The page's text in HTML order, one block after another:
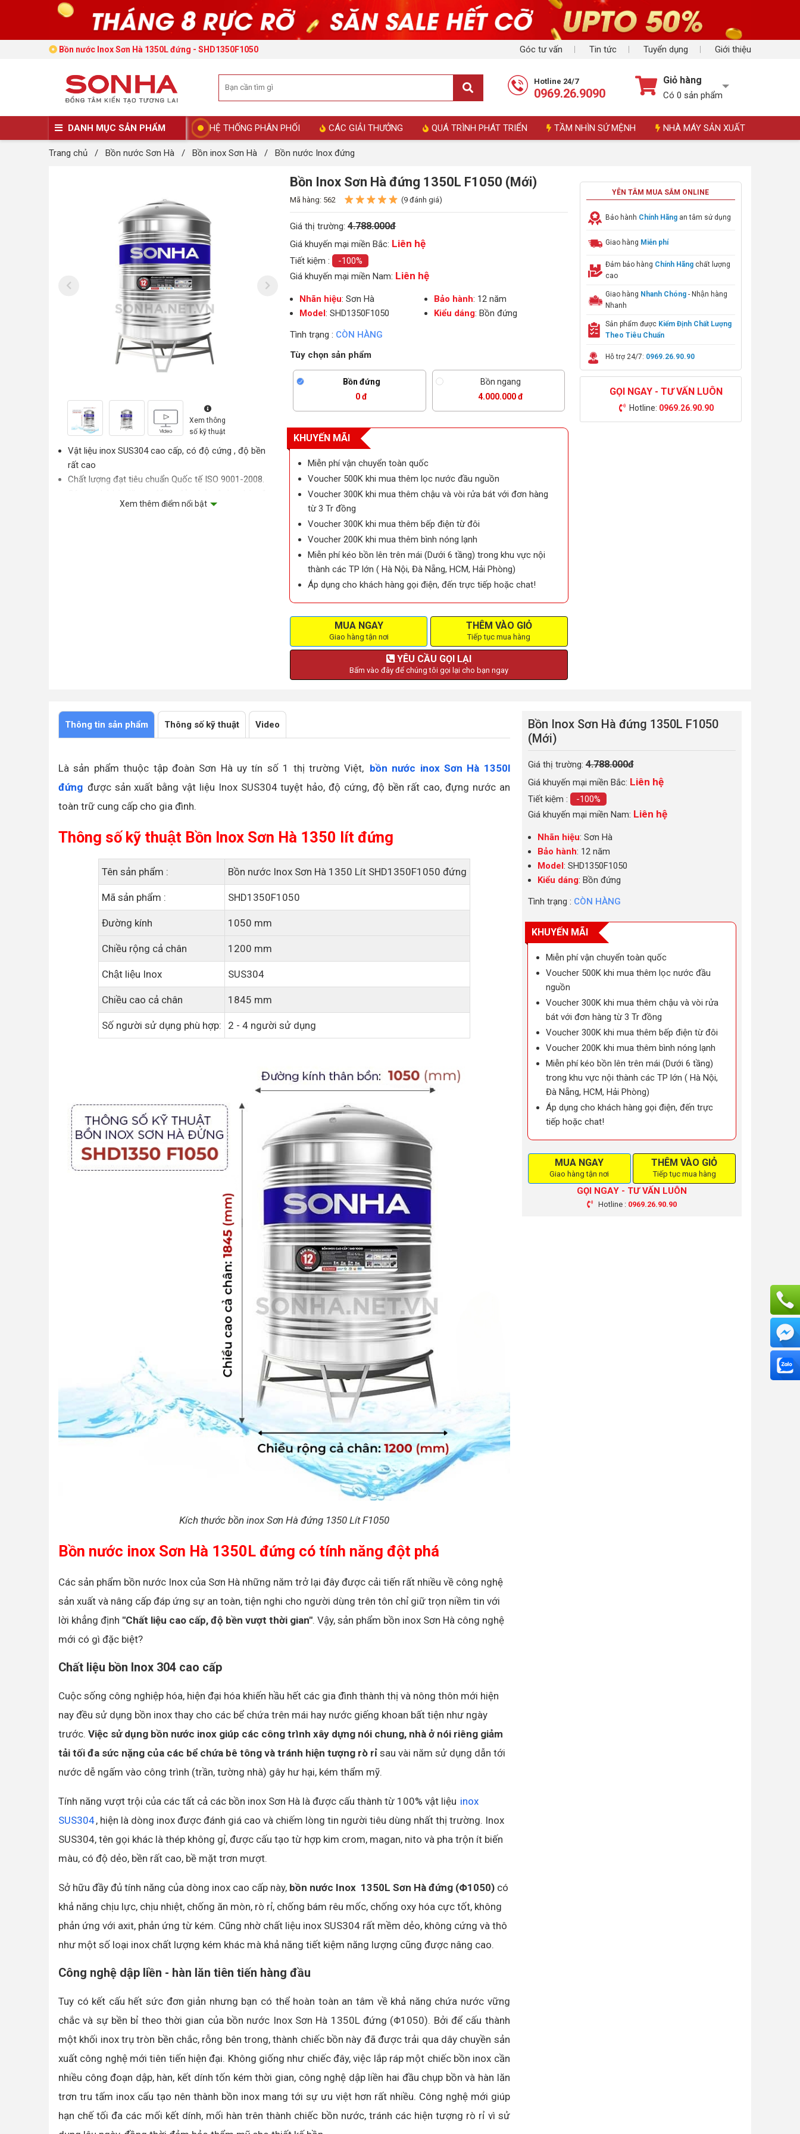
Góc tư vấn Tin tức Tuyển dụng Giới thiệu
Bồn nước Inox Sơn Hà 1350L đứng - SHD1350F1050
Hotline 24/7
0969.26.9090
Giỏ hàng
Có 0 sản phẩm
DANH MỤC SẢN PHẨM HỆ THỐNG PHÂN PHỐI CÁC GIẢI THƯỞNG QUÁ TRÌNH PHÁT TRIỂN TẦM NHÌN SỨ MỆNH NHÀ MÁY SẢN XUẤT
Trang chủ / Bồn nước Sơn Hà / Bồn inox Sơn Hà / Bồn nước Inox đứng
Xem thông
số kỹ thuật
Vật liệu inox SUS304 cao cấp, có độ cứng , độ bền
rất cao
Chất lượng đạt tiêu chuẩn Quốc tế ISO 9001-2008.
Thân bồn cứng cáp với thiết kế tiêu chuẩn
Xem thêm điểm nổi bật
Bồn Inox Sơn Hà đứng 1350L F1050 (Mới)
Mã hàng: 562 (9 đánh giá)
Giá thị trường:4.788.000đ
Giá khuyến mại miền Bắc: Liên hệ
Tiết kiệm :
-100%
Giá khuyến mại miền Nam: Liên hệ
Nhãn hiệu: Sơn Hà Bảo hành: 12 năm
Model: SHD1350F1050 Kiểu dáng: Bồn đứng
Tình trạng : CÒN HÀNG
Tùy chọn sản phẩm
Bồn đứng
0 đ
Bồn ngang
4.000.000 đ
KHUYẾN MÃI
Miễn phí vận chuyển toàn quốc
Voucher 500K khi mua thêm lọc nước đầu nguồn
Voucher 300K khi mua thêm chậu và vòi rửa bát với đơn hàng
từ 3 Tr đồng
Voucher 300K khi mua thêm bếp điện từ đôi
Voucher 200K khi mua thêm bình nóng lạnh
Miễn phí kéo bồn lên trên mái (Dưới 6 tầng) trong khu vực nội
thành các TP lớn ( Hà Nội, Đà Nẵng, HCM, Hải Phòng)
Áp dụng cho khách hàng gọi điện, đến trực tiếp hoặc chat!
MUA NGAY
Giao hàng tận nơi
THÊM VÀO GIỎ
Tiếp tục mua hàng
YÊU CẦU GỌI LẠI
Bấm vào đây để chúng tôi gọi lại cho bạn ngay
YÊN TÂM MUA SẮM ONLINE
Bảo hành Chính Hãng an tâm sử dụng
Giao hàng Miễn phí
Đảm bảo hàng Chính Hãngchất lượng
cao
Giao hàng Nhanh Chóng- Nhận hàng
Nhanh
Sản phẩm được Kiểm Định Chất Lượng
Theo Tiêu Chuẩn
Hỗ trợ 24/7: 0969.26.90.90
GỌI NGAY - TƯ VẤN LUÔN
Hotline: 0969.26.90.90
Thông tin sản phẩm Thông số kỹ thuật Video
Là sản phẩm thuộc tập đoàn Sơn Hà uy tín số 1 thị trường Việt, bồn nước inox Sơn Hà 1350l
đứng được sản xuất bằng vật liệu Inox SUS304 tuyệt hảo, độ cứng, độ bền rất cao, đựng nước an
toàn trữ cung cấp cho gia đình.
Thông số kỹ thuật Bồn Inox Sơn Hà 1350 lít đứng
Tên sản phẩm : Bồn nước Inox Sơn Hà 1350 Lít SHD1350F1050 đứng
Mã sản phẩm : SHD1350F1050
Đường kính 1050 mm
Chiều rộng cả chân 1200 mm
Chật liệu Inox SUS304
Chiều cao cả chân 1845 mm
Số người sử dụng phù hợp: 2 - 4 người sử dụng
Kích thước bồn inox Sơn Hà đứng 1350 Lít F1050
Bồn nước inox Sơn Hà 1350L đứng có tính năng đột phá
Các sản phẩm bồn nước Inox của Sơn Hà những năm trở lại đây được cải tiến rất nhiều về công nghệ
sản xuất và nâng cấp đáp ứng sự an toàn, tiện nghi cho người dùng trên tôn chỉ giữ trọn niềm tin với
lời khẳng định "Chất liệu cao cấp, độ bền vượt thời gian". Vậy, sản phẩm bồn inox Sơn Hà công nghệ
mới có gì đặc biệt?
Chất liệu bồn Inox 304 cao cấp
Cuộc sống công nghiệp hóa, hiện đại hóa khiến hầu hết các gia đình thành thị và nông thôn mới hiện
nay đều sử dụng bồn inox thay cho các bể chứa trên mái hay nước giếng khoan bất tiện như ngày
trước. Việc sử dụng bồn nước inox giúp các công trình xây dựng nói chung, nhà ở nói riêng giảm
tải tối đa sức nặng của các bể chứa bê tông và tránh hiện tượng rò rỉ sau vài năm sử dụng dẫn tới
nước dễ ngấm vào công trình (trần, tường nhà) gây hư hại, kém thẩm mỹ.
Tính năng vượt trội của các tất cả các bồn inox Sơn Hà là được cấu thành từ 100% vật liệu inox
SUS304, hiện là dòng inox được đánh giá cao và chiếm lòng tin người tiêu dùng nhất thị trường. Inox
SUS304, tên gọi khác là thép không gỉ, được cấu tạo từ hợp kim crom, magan, nito và pha trộn ít biến
màu, có độ dẻo, bền rất cao, bề mặt trơn mượt.
Sở hữu đầy đủ tính năng của dòng inox cao cấp này, bồn nước Inox 1350L Sơn Hà đứng (Φ1050) có
khả năng chịu lực, chịu nhiệt, chống ăn mòn, rò rỉ, chống bám rêu mốc, chống oxy hóa cực tốt, không
phản ứng với axit, phản ứng từ kém. Cũng nhờ chất liệu inox SUS304 rất mềm dẻo, không cứng và thô
như một số loại inox chất lượng kém khác mà khả năng tiết kiệm năng lượng cũng được nâng cao.
Công nghệ dập liền - hàn lăn tiên tiến hàng đầu
Tuy có kết cấu hết sức đơn giản nhưng bạn có thể hoàn toàn an tâm về khả năng chứa nước vững
chắc và sự bền bỉ theo thời gian của bồn nước Inox Sơn Hà 1350L đứng (Φ1050). Bởi để cấu thành
một khối inox trụ tròn bền chắc, rỗng bên trong, thành chiếc bồn này đã được trải qua dây chuyền sản
xuất công nghệ mới tiên tiến hiện đại. Không giống như chiếc đây, việc lắp ráp một chiếc bồn inox cần
nhiều công đoạn dập, hàn, kết dính tốn kém thời gian, công nghệ dập liền hai đầu chụp bồn và hàn lăn
trơn tru tấm inox cấu tạo nên thành bồn inox mang tới sự ưu việt hơn rất nhiều. Công nghệ mới giúp
hạn chế tối đa các mối kết dính, mối hàn trên thành chiếc bồn nước, tránh các hiện tượng rò rỉ vì sử
Bồn Inox Sơn Hà đứng 1350L F1050
(Mới)
Giá thị trường:4.788.000đ
Giá khuyến mại miền Bắc: Liên hệ
Tiết kiệm :
-100%
Giá khuyến mại miền Nam: Liên hệ
Nhãn hiệu: Sơn Hà
Bảo hành: 12 năm
Model: SHD1350F1050
Kiểu dáng: Bồn đứng
Tình trạng : CÒN HÀNG
KHUYẾN MÃI
Miễn phí vận chuyển toàn quốc
Voucher 500K khi mua thêm lọc nước đầu
nguồn
Voucher 300K khi mua thêm chậu và vòi rửa
bát với đơn hàng từ 3 Tr đồng
Voucher 300K khi mua thêm bếp điện từ đôi
Voucher 200K khi mua thêm bình nóng lạnh
Miễn phí kéo bồn lên trên mái (Dưới 6 tầng)
trong khu vực nội thành các TP lớn ( Hà Nội,
Đà Nẵng, HCM, Hải Phòng)
Áp dụng cho khách hàng gọi điện, đến trực
tiếp hoặc chat!
MUA NGAY
Giao hàng tận nơi
THÊM VÀO GIỎ
Tiếp tục mua hàng
GỌI NGAY - TƯ VẤN LUÔN
Hotline : 0969.26.90.90